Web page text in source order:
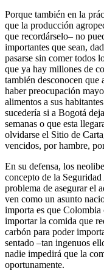
Porque también en la
que la producción
que recordárselo– no
importantes que sean,
pasarse sin comer todos
que ya hay millones de
también desconocen que
haber preocupación
alimentos a sus
sucedería si a Bogotá
semanas o que esta
olvidarse el Sitio de
vencidos, por hambre,
En su defensa, los
concepto de la
problema de asegurar el
ven como un asunto
importa es que Colombia
importar la comida que
carbón para poder
sentado –tan ingenuos
nadie impedirá que la
oportunamente.